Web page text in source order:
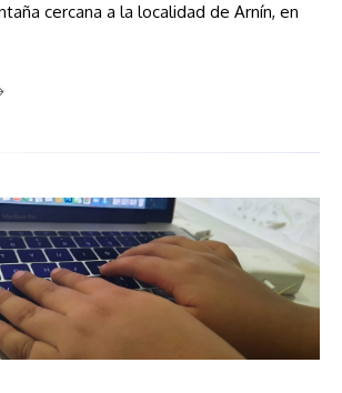
cercana a la localidad de Arnín, en